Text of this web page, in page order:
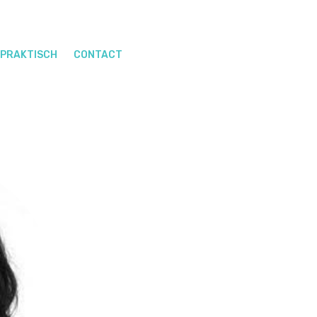
PRAKTISCH CONTACT